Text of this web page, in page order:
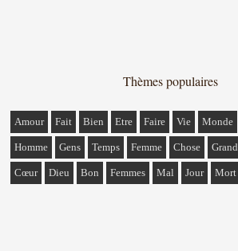
Thèmes populaires
Amour Fait Bien Etre Faire Vie Monde
Homme Gens Temps Femme Chose Grand
Cœur Dieu Bon Femmes Mal Jour Mort